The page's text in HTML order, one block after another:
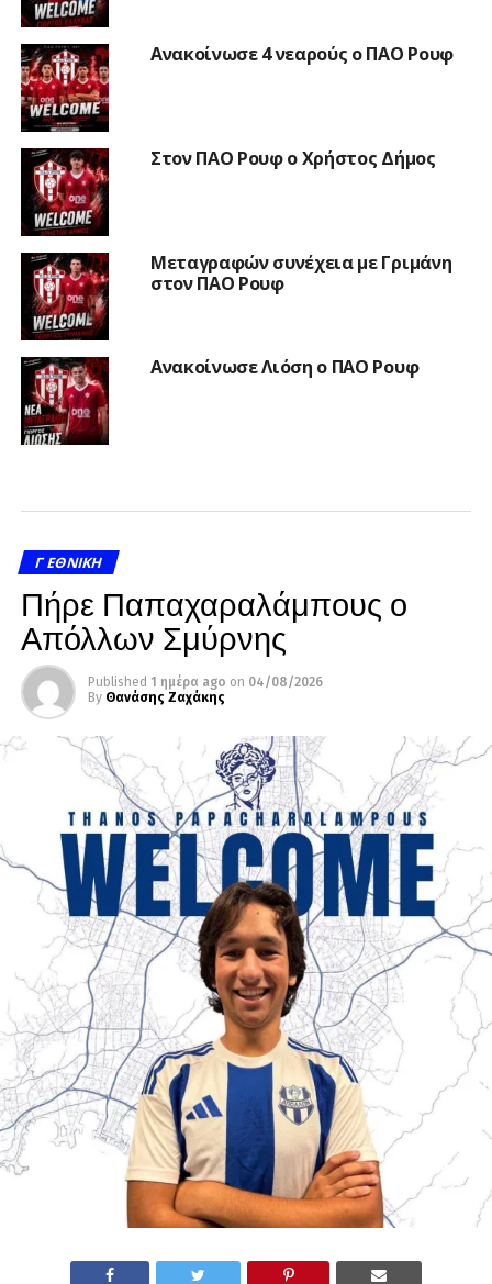
Ανακοίνωσε 4 νεαρούς ο ΠΑΟ Ρουφ
Στον ΠΑΟ Ρουφ ο Χρήστος Δήμος
Μεταγραφών συνέχεια με Γριμάνη
στον ΠΑΟ Ρουφ
Ανακοίνωσε Λιόση ο ΠΑΟ Ρουφ
Γ ΕΘΝΙΚΉ
Πήρε Παπαχαραλάμπους ο
Απόλλων Σμύρνης
Published 1 ημέρα ago on 04/08/2026
By Θανάσης Ζαχάκης